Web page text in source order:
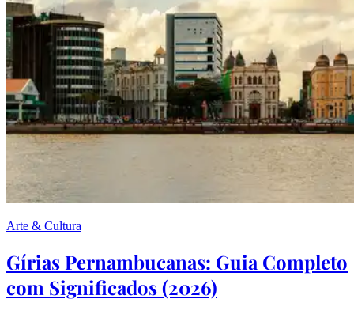
Arte & Cultura
Gírias Pernambucanas: Guia Completo
com Significados (2026)